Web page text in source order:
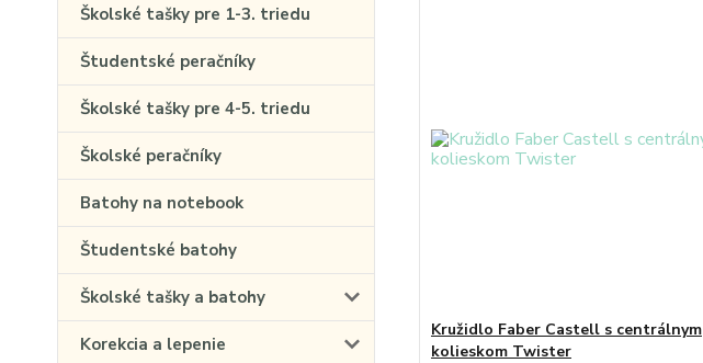
Školské tašky pre 1-3. triedu
Študentské peračníky
Školské tašky pre 4-5. triedu
Školské peračníky
Batohy na notebook
Študentské batohy
Školské tašky a batohy
Korekcia a lepenie
Kružidlo Faber Castell s centrálnym
kolieskom Twister